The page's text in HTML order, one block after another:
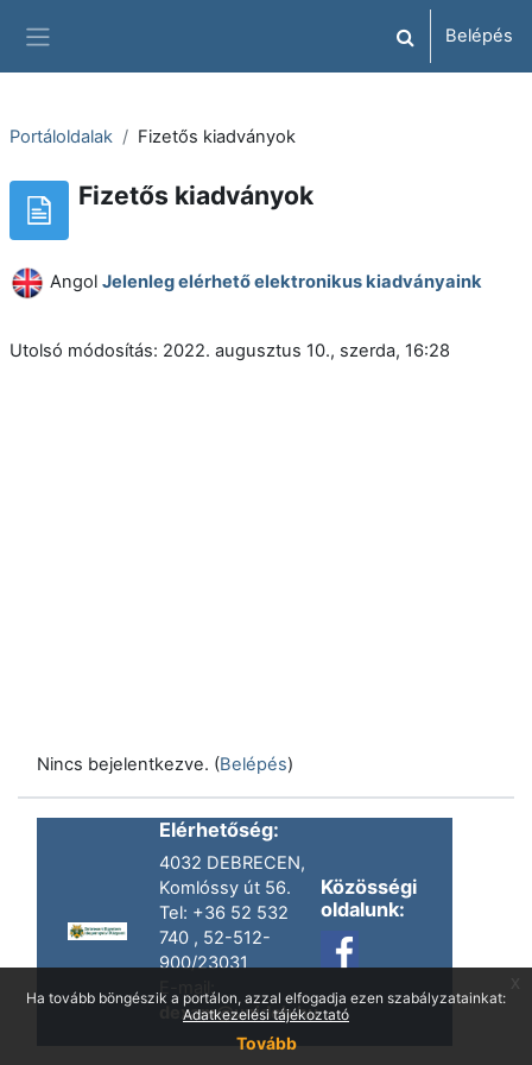
KeresésiBelépés
Portáloldalak Fizetős kiadványok
Fizetős kiadványok
Angol Jelenleg elérhető elektronikus kiadványaink
Utolsó módosítás: 2022. augusztus 10., szerda, 16:28
Nincs bejelentkezve. (Belépés)
Elérhetőség:
4032 DEBRECEN,
Komlóssy út 56.
Tel: +36 52 532
740 , 52-512-
900/23031
E-mail:
dexam@unideb.hu
Közösségi
oldalunk:
Ha tovább böngészik a portálon, azzal elfogadja ezen szabályzatainkat:
Adatkezelési tájékoztató
Tovább